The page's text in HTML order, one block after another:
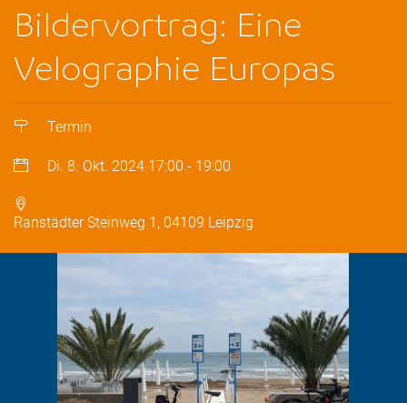
Bildervortrag: Eine
Velographie Europas
Termin
Di. 8. Okt. 2024 17:00 - 19:00
Ranstädter Steinweg 1, 04109 Leipzig